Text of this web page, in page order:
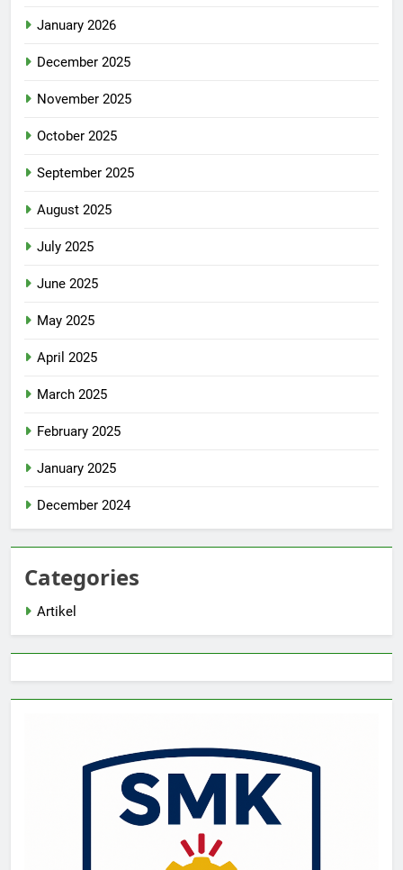
January 2026
December 2025
November 2025
October 2025
September 2025
August 2025
July 2025
June 2025
May 2025
April 2025
March 2025
February 2025
January 2025
December 2024
Categories
Artikel